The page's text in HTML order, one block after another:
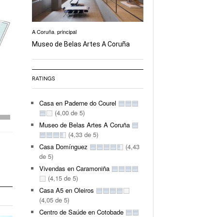
A Coruña principal
Museo de Belas Artes A Coruña
RATINGS
Casa en Paderne do Courel
(4,00 de 5)
Museo de Belas Artes A Coruña
(4,33 de 5)
Casa Domínguez
(4,43
de 5)
Vivendas en Caramoniña
(4,15 de 5)
Casa A5 en Oleiros
(4,05 de 5)
Centro de Saúde en Cotobade